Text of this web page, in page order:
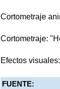
Cortometraje
Cortometraje:
Efectos